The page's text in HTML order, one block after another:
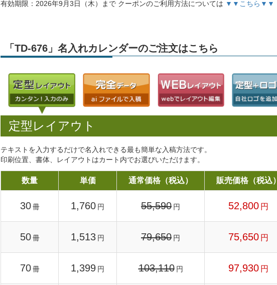
有効期限：2026年9月3日（木）まで クーポンのご利用方法については ▼▼こちら▼▼
「TD-676」名入れカレンダーのご注文はこちら
定型レイアウト
テキストを入力するだけで名入れできる最も簡単な入稿方法です。
印刷位置、書体、レイアウトはカート内でお選びいただけます。
数量 単価 通常価格（税込） 販売価格（税込）
30 冊 1,760 円 55,590 円 52,800 円
50 冊 1,513 円 79,650 円 75,650 円
70 冊 1,399 円 103,110 円 97,930 円